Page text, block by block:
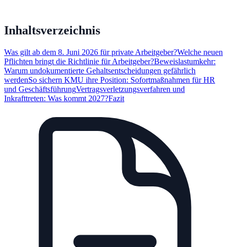
Inhaltsverzeichnis
Was gilt ab dem 8. Juni 2026 für private Arbeitgeber?Welche neuen
Pflichten bringt die Richtlinie für Arbeitgeber?Beweislastumkehr:
Warum undokumentierte Gehaltsentscheidungen gefährlich
werdenSo sichern KMU ihre Position: Sofortmaßnahmen für HR
und GeschäftsführungVertragsverletzungsverfahren und
Inkrafttreten: Was kommt 2027?Fazit